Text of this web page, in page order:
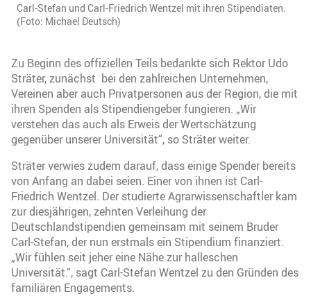
Carl-Stefan und Carl-Friedrich Wentzel mit ihren Stipendiaten.
(Foto: Michael Deutsch)
Zu Beginn des offiziellen Teils bedankte sich Rektor Udo
Sträter, zunächst bei den zahlreichen Unternehmen,
Vereinen aber auch Privatpersonen aus der Region, die mit
ihren Spenden als Stipendiengeber fungieren. „Wir
verstehen das auch als Erweis der Wertschätzung
gegenüber unserer Universität“, so Sträter weiter.
Sträter verwies zudem darauf, dass einige Spender bereits
von Anfang an dabei seien. Einer von ihnen ist Carl-
Friedrich Wentzel. Der studierte Agrarwissenschaftler kam
zur diesjährigen, zehnten Verleihung der
Deutschlandstipendien gemeinsam mit seinem Bruder
Carl-Stefan, der nun erstmals ein Stipendium finanziert.
„Wir fühlen seit jeher eine Nähe zur halleschen
Universität.“, sagt Carl-Stefan Wentzel zu den Gründen des
familiären Engagements.